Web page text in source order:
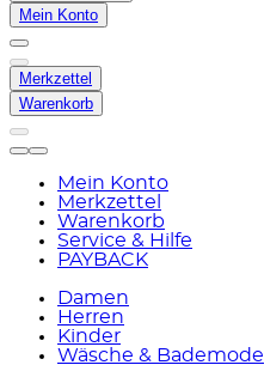
Mein Konto
Merkzettel
Warenkorb
Mein Konto
Merkzettel
Warenkorb
Service & Hilfe
PAYBACK
Damen
Herren
Kinder
Wäsche & Bademode